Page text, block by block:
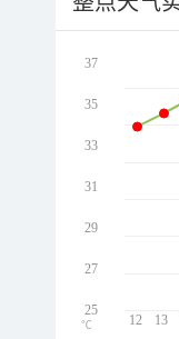
12 13
37
35
33
31
29
27
25
℃